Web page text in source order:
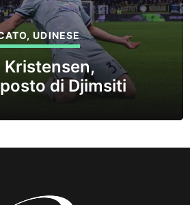
,UDINESE
di Djimsiti